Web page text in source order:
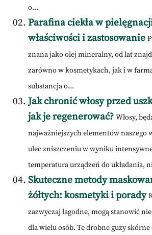
o...
Parafina ciekła w
właściwości i zastosowanie
znana jako olej mineralny, od lat
zarówno w kosmetykach, jak i w
substancja o...
Jak chronić włosy przed
jak je regenerować? Włosy,
najważniejszych elementów naszego
ulec zniszczeniu w wyniku
temperatura urządzeń do układania,
Skuteczne metody
żółtych: kosmetyki i porady
zazwyczaj łagodne, mogą stanowić
dla wielu osób. Te drobne guzy